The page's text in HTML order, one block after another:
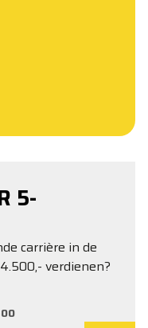
5-
carrière in de
verdienen?